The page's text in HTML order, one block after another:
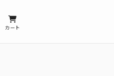
カート